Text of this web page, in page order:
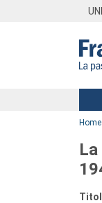
Menu
Home